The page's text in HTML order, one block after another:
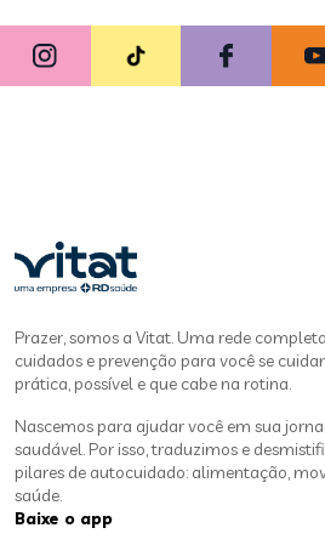
Prazer, somos a Vitat. Uma rede
cuidados e prevenção para você se
prática, possível e que cabe na rotina.
Nascemos para ajudar você em sua
saudável. Por isso, traduzimos e
pilares de autocuidado: alimentação,
saúde.
Baixe o app